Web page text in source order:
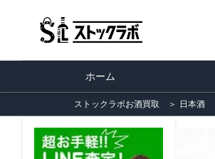
ホーム
ストックラボお酒買取 ＞ 日本酒